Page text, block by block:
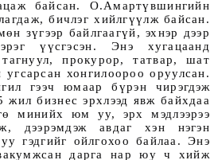
байсан. О.Амартүвшингийн
бичлэг хийлгүүлж байсан.
зүгээр байлгаагүй, эхнэр дээр
үүсгэсэн. Энэ хугацаанд
прокурор, татвар, шат
хонгилоороо оруулсан.
гээч юмаар бүрэн чирэгдэж
бизнес эрхлээд явж байхдаа
минийх юм уу, эрх мэдлээрээ
дээрэмдэж авдаг хэн нэгэн
гэдгийг ойлгохоо байлаа. Энэ
дарга нар юу ч хийж